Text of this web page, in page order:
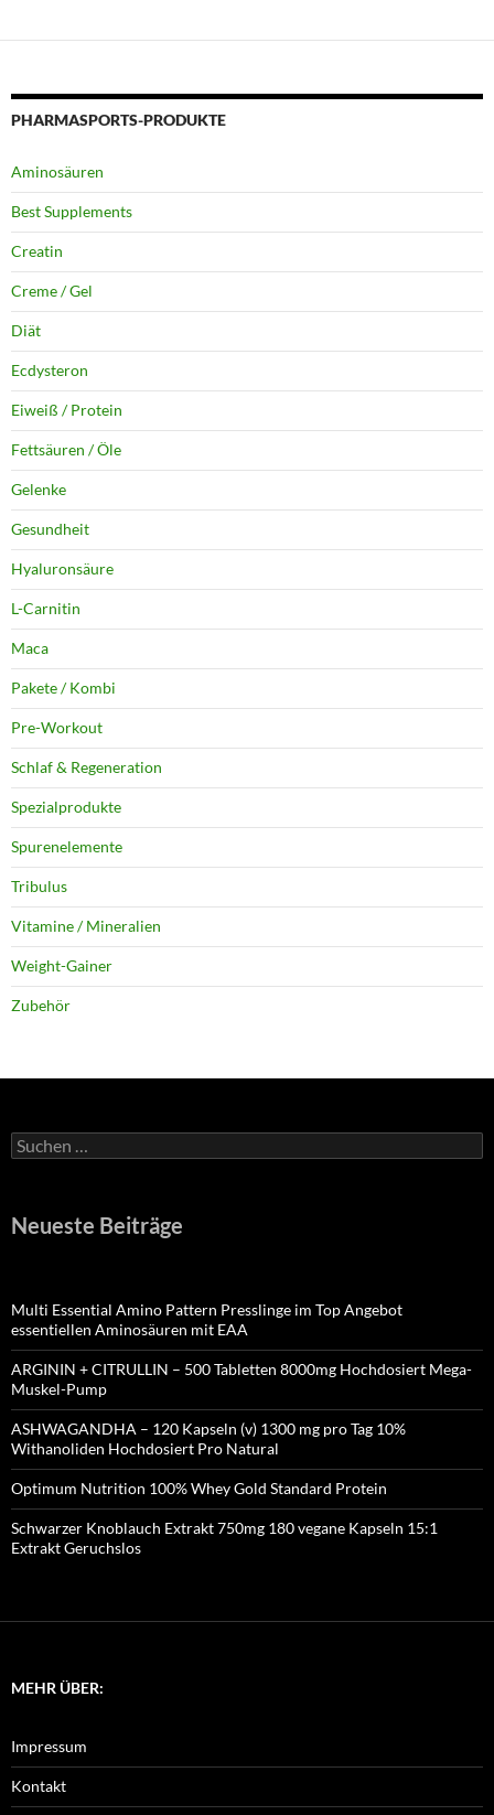
PHARMASPORTS-PRODUKTE
Aminosäuren
Best Supplements
Creatin
Creme / Gel
Diät
Ecdysteron
Eiweiß / Protein
Fettsäuren / Öle
Gelenke
Gesundheit
Hyaluronsäure
L-Carnitin
Maca
Pakete / Kombi
Pre-Workout
Schlaf & Regeneration
Spezialprodukte
Spurenelemente
Tribulus
Vitamine / Mineralien
Weight-Gainer
Zubehör
Suchen
nach:
Neueste Beiträge
Multi Essential Amino Pattern Presslinge im Top Angebot
essentiellen Aminosäuren mit EAA
ARGININ + CITRULLIN – 500 Tabletten 8000mg Hochdosiert Mega-
Muskel-Pump
ASHWAGANDHA – 120 Kapseln (v) 1300 mg pro Tag 10%
Withanoliden Hochdosiert Pro Natural
Optimum Nutrition 100% Whey Gold Standard Protein
Schwarzer Knoblauch Extrakt 750mg 180 vegane Kapseln 15:1
Extrakt Geruchslos
MEHR ÜBER:
Impressum
Kontakt